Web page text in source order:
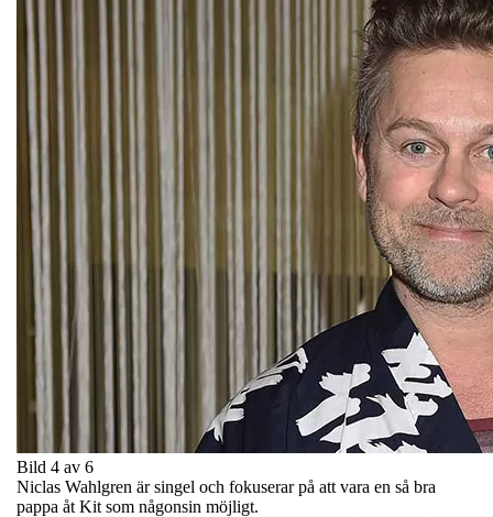
Bild 4 av 6
Niclas Wahlgren är singel och fokuserar på att vara en så bra
pappa åt Kit som någonsin möjligt.